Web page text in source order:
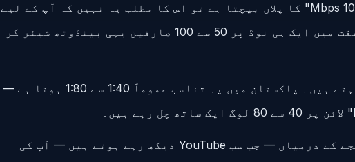
جب آپ کا ISP آپ کو "100 Mbps" کا پلان بیچتا ہے تو اس کا مطلب یہ نہیں کہ آپ کے لیے
100 Mbps خاص ہے۔ حقیقت میں ایک ہی نوڈ پر 50 سے 100 صارفین یہی بینڈوتھ شیئر کر
اسے Contention Ratio کہتے ہیں۔ پاکستان میں یہ تناسب عموماً 1:40 سے 1:80 ہوتا ہے —
اسی لیے رات 8 سے 12 بجے کے درمیان — جب سب YouTube دیکھ رہے ہوتے ہیں — آپ کی